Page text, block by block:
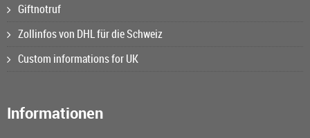
Giftnotruf
Zollinfos von DHL für die Schweiz
Custom informations for UK
Informationen